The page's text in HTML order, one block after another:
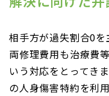
相手方が過失割合0
両修理費用も治療費
いう対応をとってき
の人身傷害特約を利